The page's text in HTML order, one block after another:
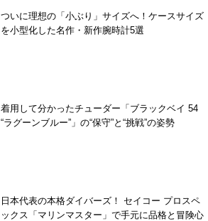
ついに理想の「小ぶり」サイズへ！ケースサイズ
を小型化した名作・新作腕時計5選
着用して分かったチューダー「ブラックベイ 54
“ラグーンブルー”」の“保守”と“挑戦”の姿勢
日本代表の本格ダイバーズ！ セイコー プロスペ
ックス「マリンマスター」で手元に品格と冒険心